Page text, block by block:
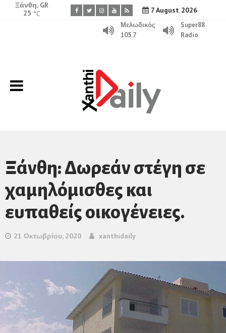
7 August 2026
Ξάνθη, GR
25 °C
Μελωδικός
105.7
Super88
Radio
Ξάνθη: Δωρεάν στέγη σε
χαμηλόμισθες και
ευπαθείς οικογένειες.
21 Οκτωβρίου, 2020 xanthidaily